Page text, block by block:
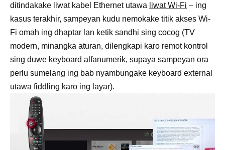
ditindakake liwat kabel Ethernet utawa liwat Wi-Fi – ing
kasus terakhir, sampeyan kudu nemokake titik akses Wi-
Fi omah ing dhaptar lan ketik sandhi sing cocog (TV
modern, minangka aturan, dilengkapi karo remot kontrol
sing duwe keyboard alfanumerik, supaya sampeyan ora
perlu sumelang ing bab nyambungake keyboard external
utawa fiddling karo ing layar).